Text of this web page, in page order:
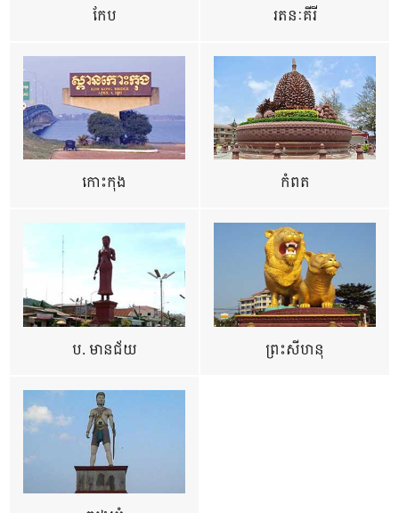
កែប រតនៈគីរី
កោះកុង កំពត
ប. មានជ័យ ព្រះសីហនុ